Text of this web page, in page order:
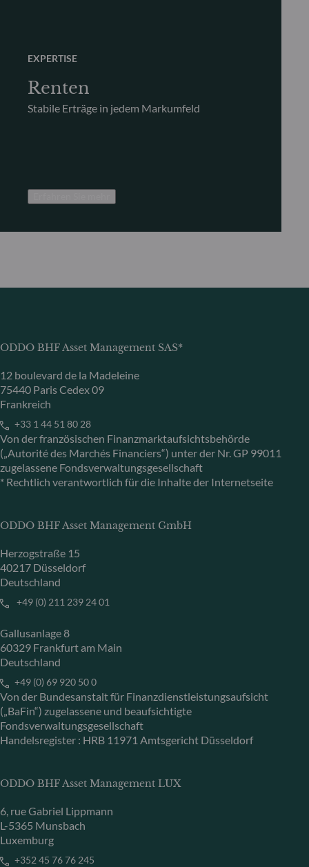
EXPERTISE
Renten
Stabile Erträge in jedem Markumfeld
ODDO BHF Asset Management SAS*
12 boulevard de la Madeleine
75440 Paris Cedex 09
Frankreich
+33 1 44 51 80 28
Von der französischen Finanzmarktaufsichtsbehörde
(„Autorité des Marchés Financiers“) unter der Nr. GP 99011
zugelassene Fondsverwaltungsgesellschaft
* Rechtlich verantwortlich für die Inhalte der Internetseite
ODDO BHF Asset Management GmbH
Herzogstraße 15
40217 Düsseldorf
Deutschland
+49 (0) 211 239 24 01
Gallusanlage 8
60329 Frankfurt am Main
Deutschland
+49 (0) 69 920 50 0
Von der Bundesanstalt für Finanzdienstleistungsaufsicht
(„BaFin“) zugelassene und beaufsichtigte
Fondsverwaltungsgesellschaft
Handelsregister : HRB 11971 Amtsgericht Düsseldorf
ODDO BHF Asset Management LUX
6, rue Gabriel Lippmann
L-5365 Munsbach
Luxemburg
+352 45 76 76 245